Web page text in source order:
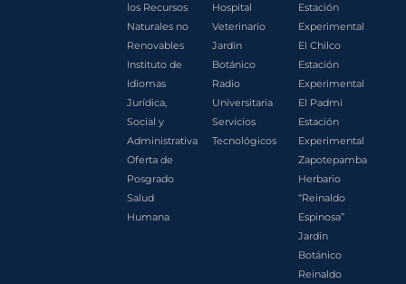
los Recursos
Naturales no
Renovables
Instituto de
Idiomas
Jurídica,
Social y
Administrativa
Oferta de
Posgrado
Salud
Humana
Hospital
Veterinario
Jardín
Botánico
Radio
Universitaria
Servicios
Tecnológicos
Estación
Experimental
El Chilco
Estación
Experimental
El Padmi
Estación
Experimental
Zapotepamba
Herbario
“Reinaldo
Espinosa”
Jardín
Botánico
Reinaldo